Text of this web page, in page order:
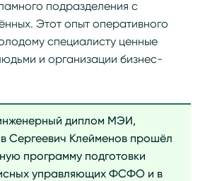
подразделения с
Этот опыт оперативного
специалисту ценные
и организации бизнес-
диплом МЭИ,
Сергеевич Клейменов прошёл
программу подготовки
управляющих ФСФО и в